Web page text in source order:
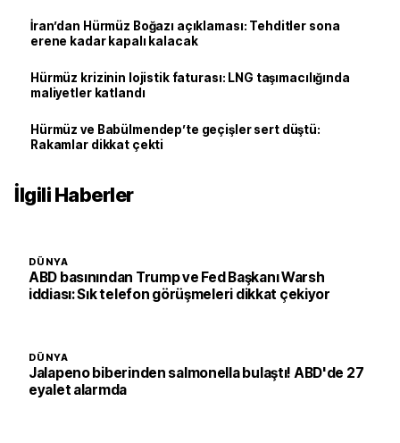
İran’dan Hürmüz Boğazı açıklaması: Tehditler sona
erene kadar kapalı kalacak
Hürmüz krizinin lojistik faturası: LNG taşımacılığında
maliyetler katlandı
Hürmüz ve Babülmendep’te geçişler sert düştü:
Rakamlar dikkat çekti
İlgili Haberler
DÜNYA
ABD basınından Trump ve Fed Başkanı Warsh
iddiası: Sık telefon görüşmeleri dikkat çekiyor
DÜNYA
Jalapeno biberinden salmonella bulaştı! ABD'de 27
eyalet alarmda